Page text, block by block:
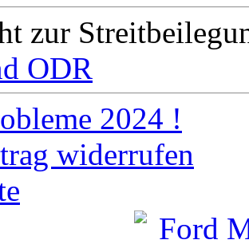
zur
ODR
2024 !
widerrufen